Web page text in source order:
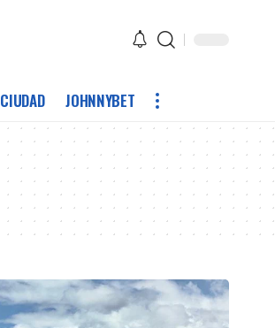
CIUDAD JOHNNYBET